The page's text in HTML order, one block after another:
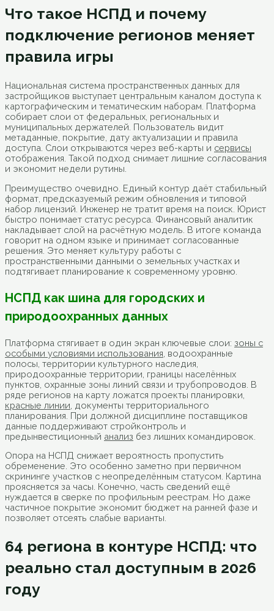
Что такое НСПД и почему
подключение регионов меняет
правила игры
Национальная система пространственных данных для
застройщиков выступает центральным каналом доступа к
картографическим и тематическим наборам. Платформа
собирает слои от федеральных, региональных и
муниципальных держателей. Пользователь видит
метаданные, покрытие, дату актуализации и правила
доступа. Слои открываются через веб-карты и сервисы
отображения. Такой подход снимает лишние согласования
и экономит недели рутины.
Преимущество очевидно. Единый контур даёт стабильный
формат, предсказуемый режим обновления и типовой
набор лицензий. Инженер не тратит время на поиск. Юрист
быстро понимает статус ресурса. Финансовый аналитик
накладывает слой на расчётную модель. В итоге команда
говорит на одном языке и принимает согласованные
решения. Это меняет культуру работы с
пространственными данными о земельных участках и
подтягивает планирование к современному уровню.
НСПД как шина для городских и
природоохранных данных
Платформа стягивает в один экран ключевые слои: зоны с
особыми условиями использования , водоохранные
полосы, территории культурного наследия,
природоохранные территории, границы населённых
пунктов, охранные зоны линий связи и трубопроводов. В
ряде регионов на карту ложатся проекты планировки,
красные линии , документы территориального
планирования. При должной дисциплине поставщиков
данные поддерживают стройконтроль и
предынвестиционный анализ без лишних командировок.
Опора на НСПД снижает вероятность пропустить
обременение. Это особенно заметно при первичном
скрининге участков с неопределённым статусом. Картина
проясняется за часы. Конечно, часть сведений ещё
нуждается в сверке по профильным реестрам. Но даже
частичное покрытие экономит бюджет на ранней фазе и
позволяет отсеять слабые варианты.
64 региона в контуре НСПД: что
реально стал доступным в 2026
году